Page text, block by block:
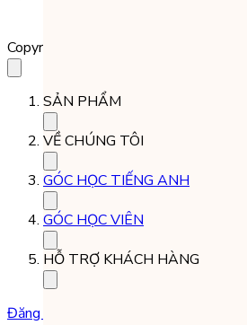
Copyright 2023 Babilala Class
SẢN PHẨM
VỀ CHÚNG TÔI
GÓC HỌC TIẾNG ANH
GÓC HỌC VIÊN
HỖ TRỢ KHÁCH HÀNG
Đăng ký học